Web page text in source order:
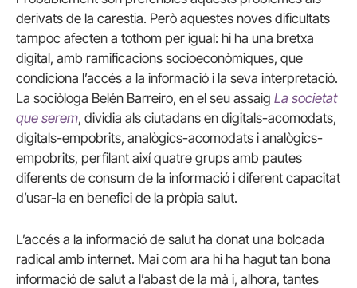
derivats de la carestia. Però aquestes noves dificultats
tampoc afecten a tothom per igual: hi ha una bretxa
digital, amb ramificacions socioeconòmiques, que
condiciona l’accés a la informació i la seva interpretació.
La sociòloga Belén Barreiro, en el seu assaig La societat
que serem, dividia als ciutadans en digitals-acomodats,
digitals-empobrits, analògics-acomodats i analògics-
empobrits, perfilant així quatre grups amb pautes
diferents de consum de la informació i diferent capacitat
d’usar-la en benefici de la pròpia salut.
L’accés a la informació de salut ha donat una bolcada
radical amb internet. Mai com ara hi ha hagut tan bona
informació de salut a l’abast de la mà i, alhora, tantes